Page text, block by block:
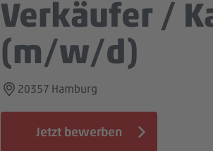
Verkäufer /
(m/w/d)
20357 Hamburg
Jetzt bewerben